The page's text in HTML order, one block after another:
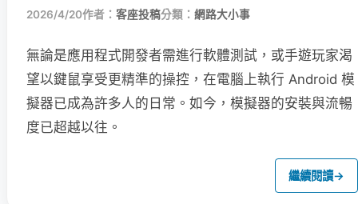
2026/4/20作者： 客座投稿分類： 網路大小事
無論是應用程式開發者需進行軟體測試，或手遊玩家渴
望以鍵鼠享受更精準的操控，在電腦上執行 Android 模
擬器已成為許多人的日常。如今，模擬器的安裝與流暢
度已超越以往。
繼續閱讀→